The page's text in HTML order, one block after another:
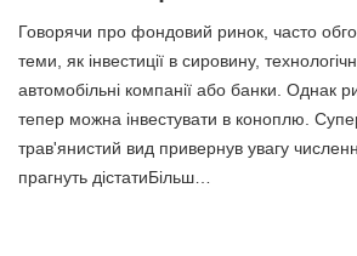
Говорячи про фондовий ринок, часто
теми, як інвестиції в сировину,
автомобільні компанії або банки. Однак
тепер можна інвестувати в коноплю.
трав'янистий вид привернув увагу
прагнуть дістатиБільш…